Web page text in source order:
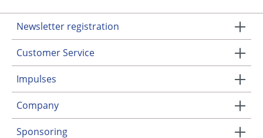
allowing for a customized fit. Make sure that the
collier doesn’t disappear into your blouse or neckline.
Trachten Colliers at MOSER
Trachten
In the MOSER Trachten online shop, you’ll find a large
and diverse selection of Trachten colliers. Whether
playful with a heart pendant, elegant with pearls, or
Newsletter registration
Customer Service
Impulses
Company
Sponsoring